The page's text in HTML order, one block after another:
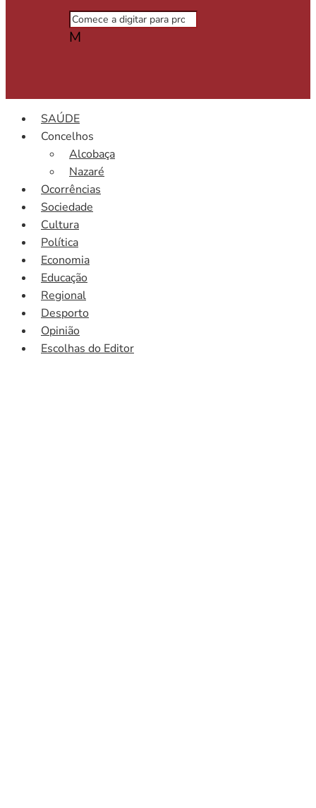
M
SAÚDE
Concelhos
Alcobaça
Nazaré
Ocorrências
Sociedade
Cultura
Política
Economia
Educação
Regional
Desporto
Opinião
Escolhas do Editor